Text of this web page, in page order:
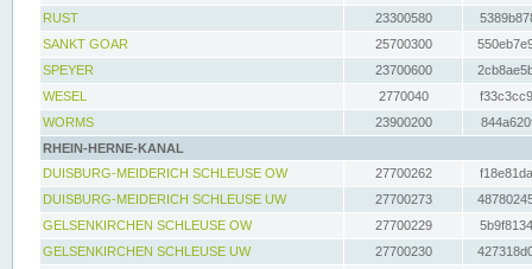
RUST
23300580
SANKT GOAR
25700300
SPEYER
23700600
WESEL
2770040
WORMS
23900200
RHEIN-HERNE-KANAL
DUISBURG-MEIDERICH SCHLEUSE OW
27700262
DUISBURG-MEIDERICH SCHLEUSE UW
27700273
GELSENKIRCHEN SCHLEUSE OW
27700229
GELSENKIRCHEN SCHLEUSE UW
27700230